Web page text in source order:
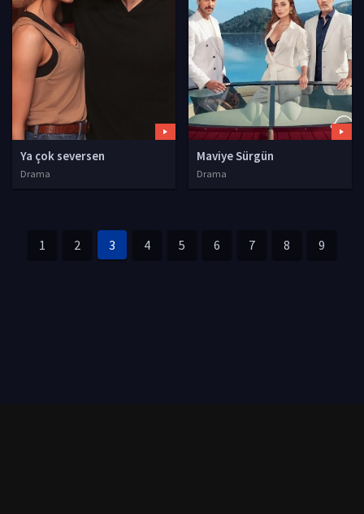
Ya çok seversen
Drama
Maviye Sürgün
Drama
1 2 3 4 5 6 7 8 9